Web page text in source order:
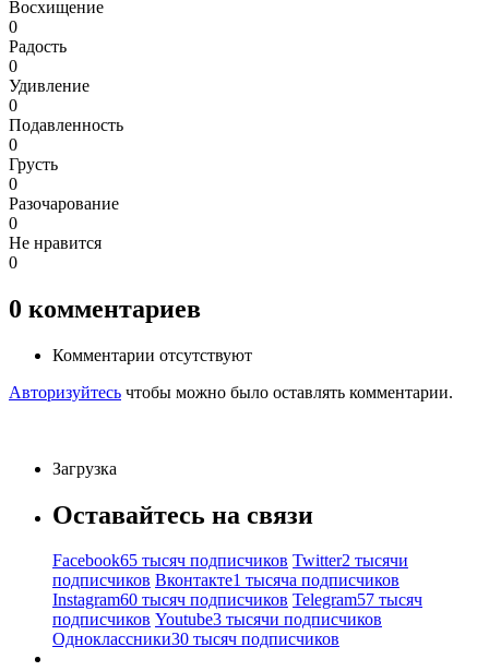
Восхищение
0
Радость
0
Удивление
0
Подавленность
0
Грусть
0
Разочарование
0
Не нравится
0
0 комментариев
Комментарии отсутствуют
Авторизуйтесь чтобы можно было оставлять комментарии.
Загрузка
Оставайтесь на связи
Facebook65 тысяч подписчиков Twitter2 тысячи
подписчиков Вконтакте1 тысяча подписчиков
Instagram60 тысяч подписчиков Telegram57 тысяч
подписчиков Youtube3 тысячи подписчиков
Одноклассники30 тысяч подписчиков